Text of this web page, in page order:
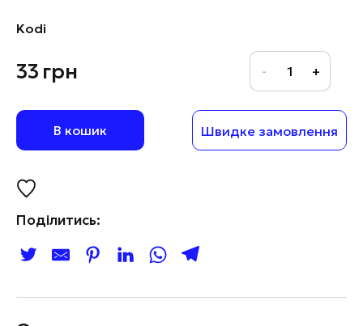
Kodi
33 грн
В кошик Швидке замовлення
Поділитись: